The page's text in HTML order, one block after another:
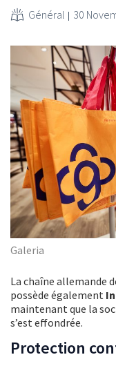
Général 30
Galeria
La chaîne allemande
possède également
maintenant que la
s’est effondrée.
Protection